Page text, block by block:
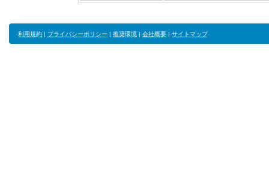
利用規約 | プライバシーポリシー | 推奨環境 | 会社概要 | サイトマップ